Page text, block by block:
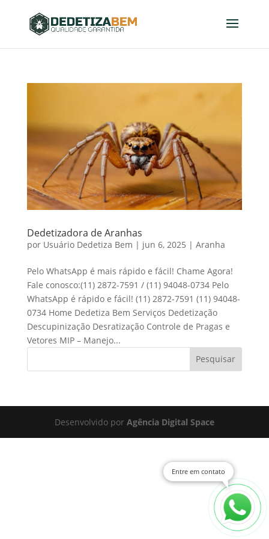
Dedetizadora de Aranhas
por Usuário Dedetiza Bem | jun 6, 2025 | Aranha
Pelo WhatsApp é mais rápido e fácil! Chame Agora!
Fale conosco:(11) 2872-7591 / (11) 94048-0734 Pelo
WhatsApp é rápido e fácil! (11) 2872-7591 (11) 94048-
0734 Home Dedetiza Bem Serviços Dedetização
Descupinização Desratização Controle de Pragas e
Vetores MIP – Manejo...
Pesquisar
Desenvolvido por Agência Digital Space
Entre em contato